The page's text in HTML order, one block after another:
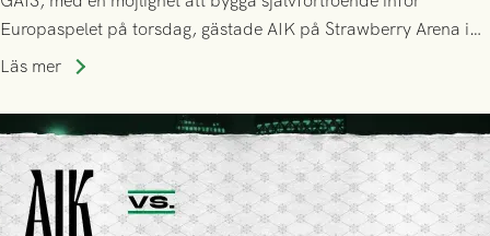
Europaspelet på torsdag, gästade AIK på Strawberry Arena i
Stockholm . Men trots konstant hotande i första halvlek av
lyckades få in 2-0.
Läs mer